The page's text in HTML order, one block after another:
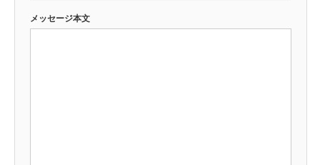
メッセージ本文